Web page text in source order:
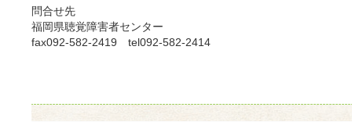
問合せ先
福岡県聴覚障害者センター
fax092-582-2419 tel092-582-2414